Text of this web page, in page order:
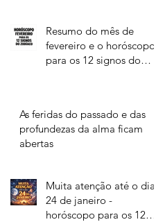
Resumo do mês de
fevereiro e o horóscopo
para os 12 signos do
As feridas do passado e das
profundezas da alma ficam
abertas
Muita atenção até o dia
24 de janeiro -
horóscopo para os 12